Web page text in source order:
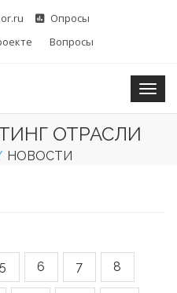
Опросы
Вопросы
ОТРАСЛИ
НОВОСТИ
5 6 7 8